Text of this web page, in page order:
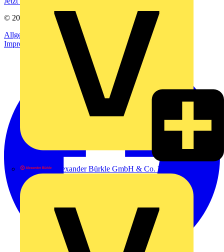
Alexander Bürkle GmbH & Co. KG
© 2002-
Voltimum
Allgemeine Geschäftsbedingungen
Datenschutzerklärung
Impressum